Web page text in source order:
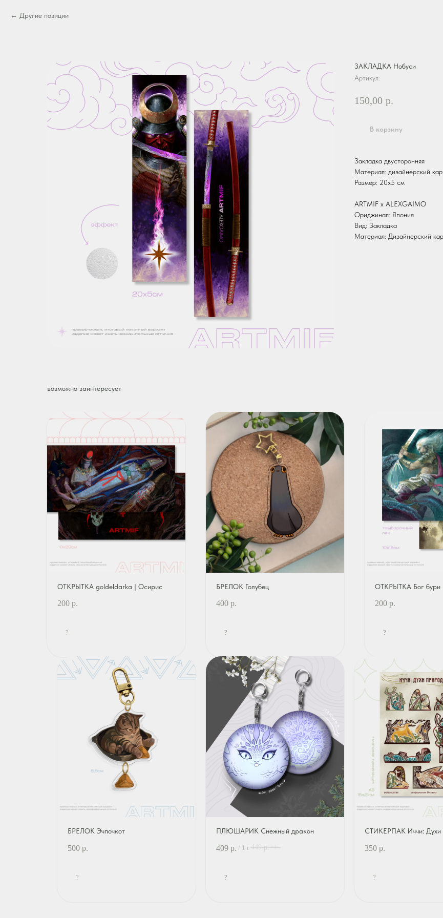
Другие позиции
ЗАКЛАДКА Нобуси
Артикул:
150,00 р.
В корзину
Закладка двусторонняя
Материал: дизайнерский
Размер: 20х5 см
ARTMIF х ALEXGAIMO
Ориджинал: Япония
Вид: Закладка
Материал: Дизайнерский
возможно заинтересует
ОТКРЫТКА goldeldarka | Осирис
200 р.
?
БРЕЛОК Голубец
400 р.
?
ОТКРЫТКА Бог бури
200 р.
?
БРЕЛОК Эчпочкот
500 р.
?
ПЛЮШАРИК Снежный дракон
409 р. / 1 г 449 р. / 1 г
?
СТИКЕРПАК Иччи: Духи
350 р.
?